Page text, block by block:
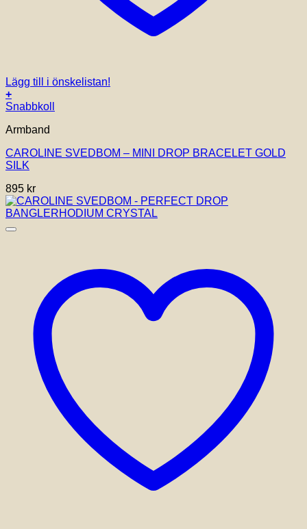
Lägg till i önskelistan!
+
Snabbkoll
Armband
CAROLINE SVEDBOM – MINI DROP BRACELET GOLD
SILK
895 kr